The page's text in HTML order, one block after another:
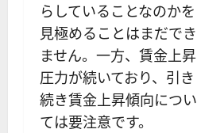
らしていることなのかを
見極めることはまだでき
ません。一方、賃金上昇
圧力が続いており、引き
続き賃金上昇傾向につい
ては要注意です。